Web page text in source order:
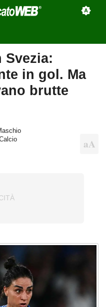
Svezia:
in gol. Ma
brutte